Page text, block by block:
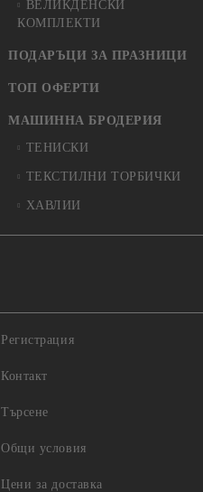
ВЕЛИКДЕНСКИ
КОМПЛЕКТИ
ПОДАРЪЦИ ЗА ПРАЗНИЦИ
ТОП ОФЕРТИ
МАШИННА БРОДЕРИЯ
ТЕНИСКИ
ТЕКСТИЛНИ ТОРБИЧКИ
ХАВЛИИ
Регистрация
Контакт
Търсене
Общи условия
Цени за доставка